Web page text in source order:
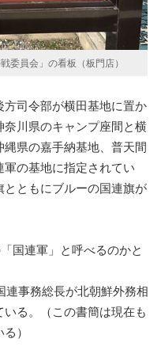
委員会」の看板（板門店）
司令部が横田基地に置か
川県のキャンプ座間と横
県の嘉手納基地、普天間
の基地に指定されてい
とともにブルーの国連旗が
国連軍」と呼べるのかと
事務総長が北朝鮮外務相
る。（この書簡は現在も
）